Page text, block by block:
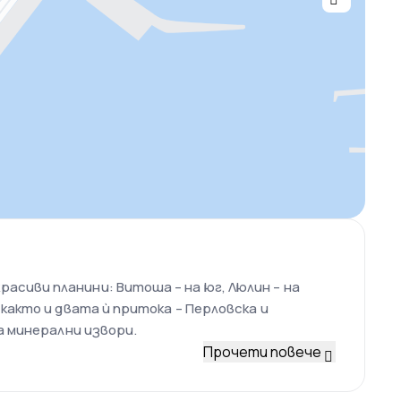
планини: Витоша – на юг, Люлин – на
и двата ѝ притока – Перловска и
минерални извори.
Прочети повече